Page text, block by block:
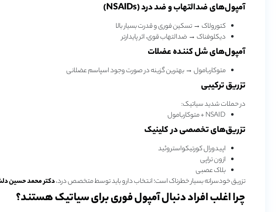
آمپول‌های ضدالتهاب و ضد درد (NSAIDs)
کتورولاک → تسکین فوری و قدرت بسیار بالا
دیکلوفناک → ضدالتهاب قوی، اثر پایدارتر
آمپول‌های شل‌ کننده عضلات
متوکاربامول → بهترین گزینه در صورت وجود اسپاسم عضلانی
تزریق ترکیبی
در حملات شدید سیاتیک:
NSAID + متوکاربامول
تزریق‌های تخصصی در کلینیک
اپیدورال کورتیکواستروئید
ازون‌ تراپی
بلاک عصبی
تزریق خودسرانه بسیار خطرناک است؛ انتخاب دارو باید توسط متخصص درد،دکتر محمد حسین
چرا اغلب افراد دنبال آمپول فوری برای سیاتیک هستند؟